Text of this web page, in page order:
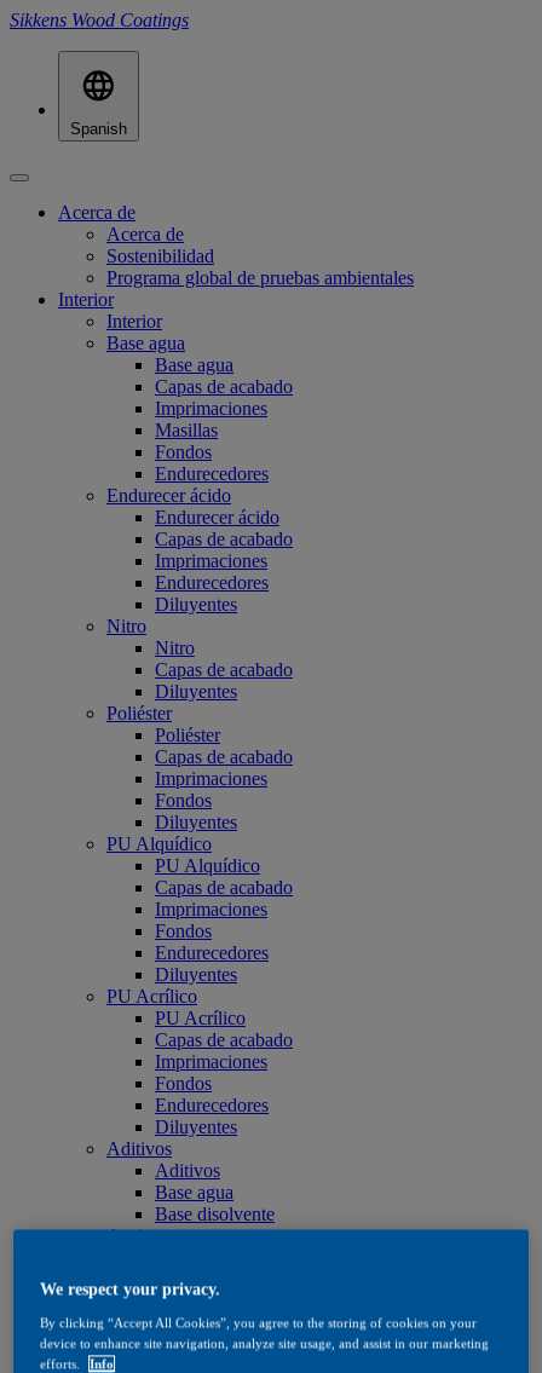
Sikkens Wood Coatings
Spanish
Acerca de
Acerca de
Sostenibilidad
Programa global de pruebas ambientales
Interior
Interior
Base agua
Base agua
Capas de acabado
Imprimaciones
Masillas
Fondos
Endurecedores
Endurecer ácido
Endurecer ácido
Capas de acabado
Imprimaciones
Endurecedores
Diluyentes
Nitro
Nitro
Capas de acabado
Diluyentes
Poliéster
Poliéster
Capas de acabado
Imprimaciones
Fondos
Diluyentes
PU Alquídico
PU Alquídico
Capas de acabado
Imprimaciones
Fondos
Endurecedores
Diluyentes
PU Acrílico
PU Acrílico
Capas de acabado
Imprimaciones
Fondos
Endurecedores
Diluyentes
Aditivos
Aditivos
Base agua
Base disolvente
Aceites y ceras
Aceites y ceras
Cuidado
Cuidado
Base agua
We respect your privacy.
By clicking “Accept All Cookies”, you agree to the storing of cookies on your
device to enhance site navigation, analyze site usage, and assist in our marketing
efforts.
Info